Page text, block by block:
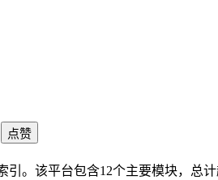
点赞
。该平台包含12个主要模块，总